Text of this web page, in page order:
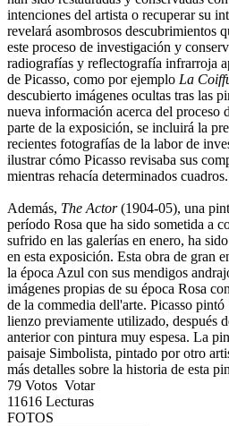
intenciones del artista o recuperar su
revelará asombrosos descubrimientos
este proceso de investigación y
radiografías y reflectografía infrarroja
de Picasso, como por ejemplo La
descubierto imágenes ocultas tras las
nueva información acerca del proceso
parte de la exposición, se incluirá la
recientes fotografías de la labor de
ilustrar cómo Picasso revisaba sus
mientras rehacía determinados cuadros.
Además, The Actor(1904-05), una
período Rosa que ha sido sometida a
sufrido en las galerías en enero, ha
en esta exposición. Esta obra de gran
la época Azul con sus mendigos
imágenes propias de su época Rosa
de la commedia dell'arte. Picasso pintó
lienzo previamente utilizado, después
anterior con pintura muy espesa. La
paisaje Simbolista, pintado por otro
más detalles sobre la historia de esta
79 Votos Votar
11616 Lecturas
FOTOS